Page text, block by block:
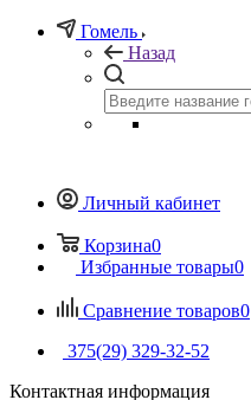
Гомель
Назад
Личный кабинет
Корзина0
Избранные товары0
Сравнение товаров0
375(29) 329-32-52
Контактная информация